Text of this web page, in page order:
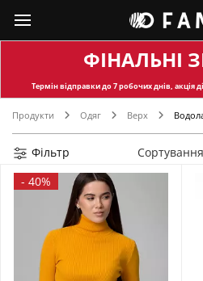
ФІНАЛЬНІ
Термін відправкидо 7 робочих днів, акція
Продукти Одяг Верх
Фільтр
- 40%